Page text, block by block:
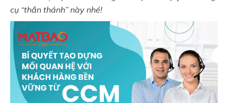
cụ “thần thánh” này nhé!